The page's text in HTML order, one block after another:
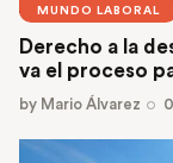
MUNDO LABORAL
Derecho a la
va el proceso
by Mario Álvarez